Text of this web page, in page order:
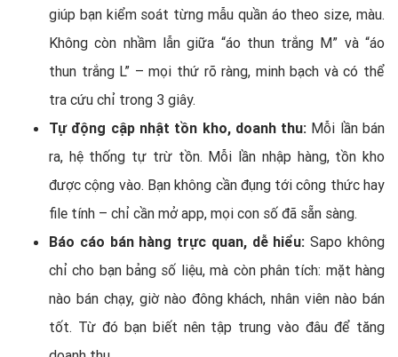
giúp bạn kiểm soát từng mẫu quần áo theo size, màu.
Không còn nhầm lẫn giữa “áo thun trắng M” và “áo
thun trắng L” – mọi thứ rõ ràng, minh bạch và có thể
tra cứu chỉ trong 3 giây.
Tự động cập nhật tồn kho, doanh thu: Mỗi lần bán
ra, hệ thống tự trừ tồn. Mỗi lần nhập hàng, tồn kho
được cộng vào. Bạn không cần đụng tới công thức hay
file tính – chỉ cần mở app, mọi con số đã sẵn sàng.
Báo cáo bán hàng trực quan, dễ hiểu: Sapo không
chỉ cho bạn bảng số liệu, mà còn phân tích: mặt hàng
nào bán chạy, giờ nào đông khách, nhân viên nào bán
tốt. Từ đó bạn biết nên tập trung vào đâu để tăng